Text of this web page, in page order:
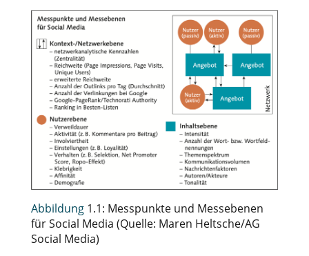
Abbildung 1.1: Messpunkte und Messebenen
für Social Media (Quelle: Maren Heltsche/AG
Social Media)